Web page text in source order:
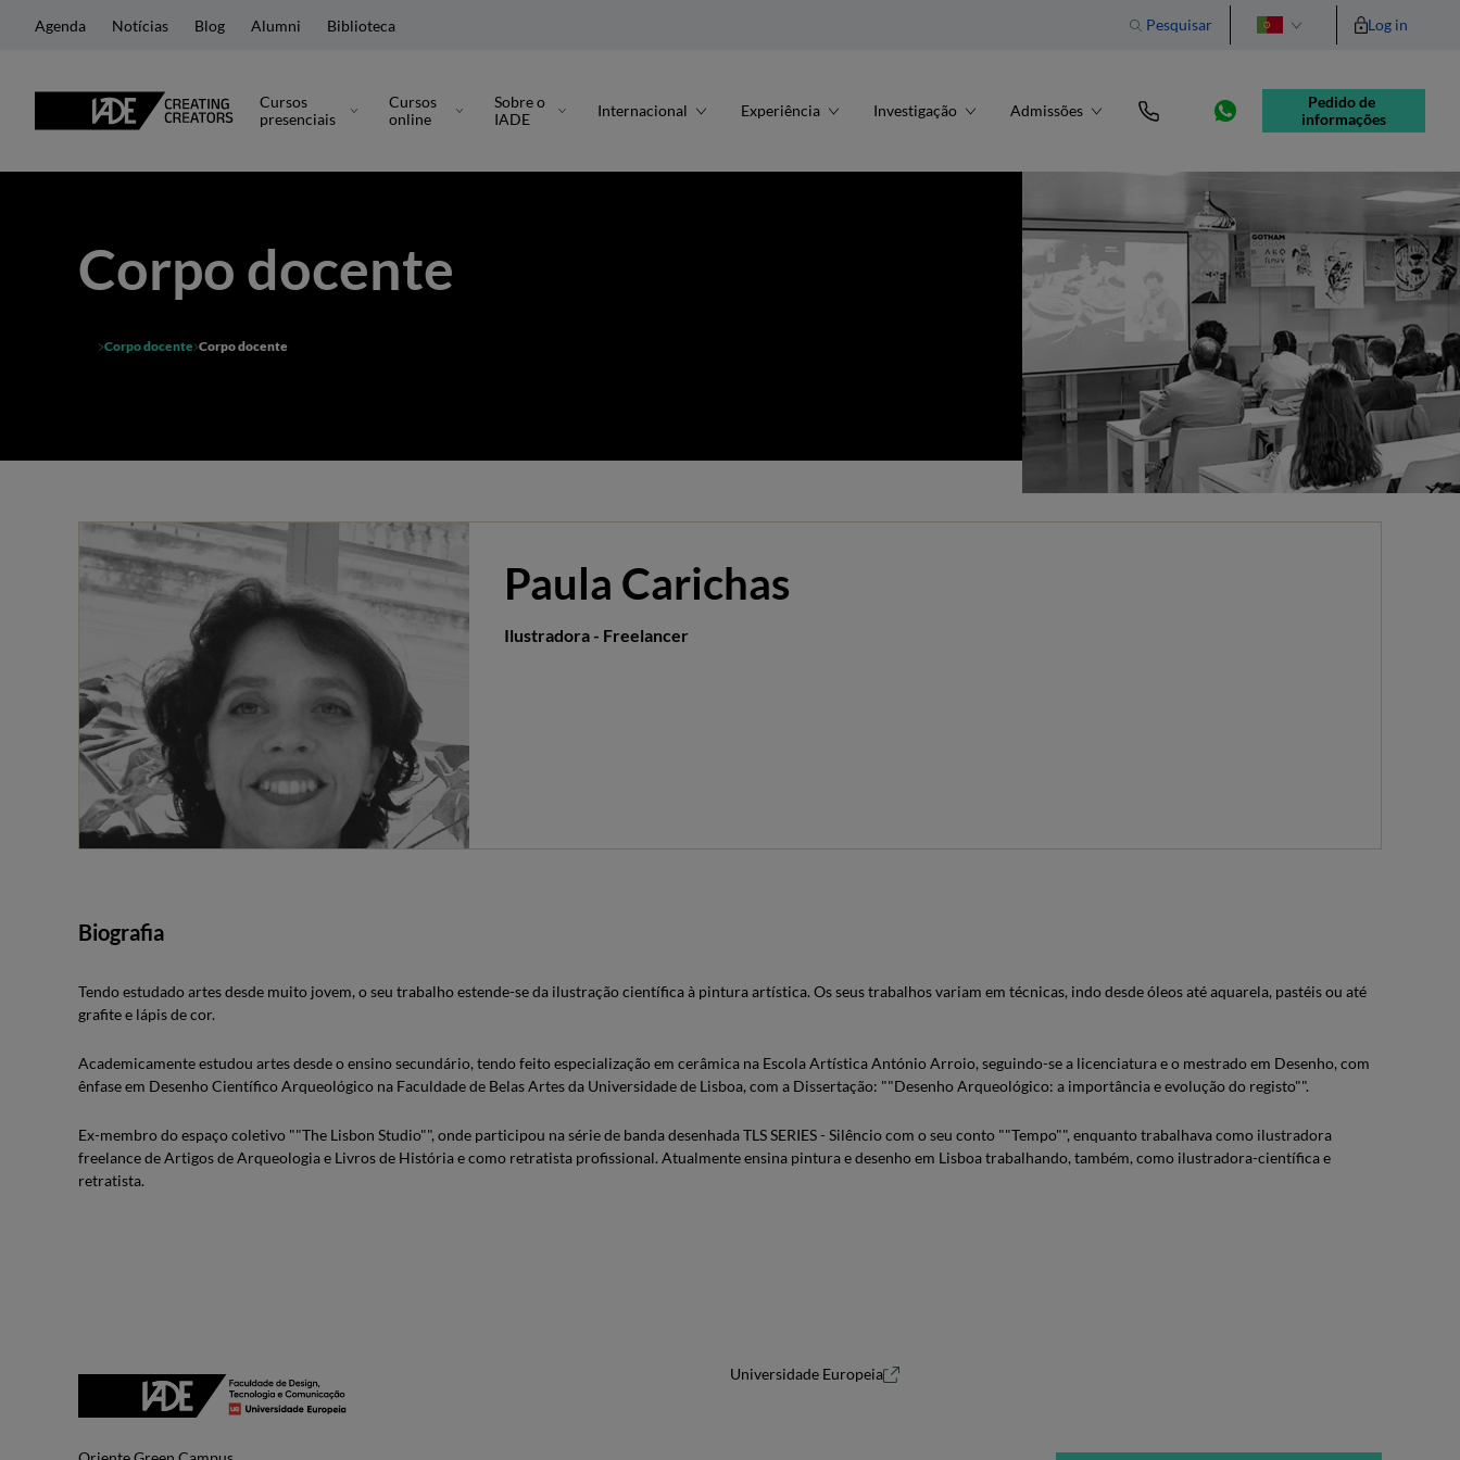
Agenda Notícias Blog Alumni Biblioteca
Pesquisar
English
Log in
Cursos
presenciais
Cursos
online
Sobre o
IADE
Internacional Experiência Investigação Admissões
Pedido de
informações
Corpo docente
Corpo docente Corpo docente
Paula Carichas
Ilustradora - Freelancer​
Biografia
Tendo estudado artes desde muito jovem, o seu trabalho estende-se da ilustração científica à pintura artística. Os seus trabalhos variam em técnicas, indo desde óleos até aquarela, pastéis ou até
grafite e lápis de cor.
Academicamente estudou artes desde o ensino secundário, tendo feito especialização em cerâmica na Escola Artística António Arroio, seguindo-se a licenciatura e o mestrado em Desenho, com
ênfase em Desenho Científico Arqueológico na Faculdade de Belas Artes da Universidade de Lisboa, com a Dissertação: ""Desenho Arqueológico: a importância e evolução do registo"".
Ex-membro do espaço coletivo ""The Lisbon Studio"", onde participou na série de banda desenhada TLS SERIES - Silêncio com o seu conto ""Tempo"", enquanto trabalhava como ilustradora
freelance de Artigos de Arqueologia e Livros de História e como retratista profissional. Atualmente ensina pintura e desenho em Lisboa trabalhando, também, como ilustradora-científica e
retratista.
Universidade Europeia